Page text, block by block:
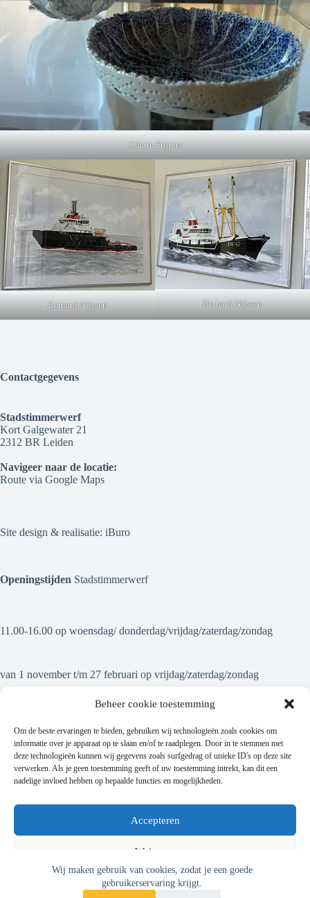
Beheer cookie toestemming
Om de beste ervaringen te bieden, gebruiken wij technologieën zoals cookies om
informatie over je apparaat op te slaan en/of te raadplegen. Door in te stemmen met
deze technologieën kunnen wij gegevens zoals surfgedrag of unieke ID's op deze site
verwerken. Als je geen toestemming geeft of uw toestemming intrekt, kan dit een
nadelige invloed hebben op bepaalde functies en mogelijkheden.
Accepteren
Weigeren
Bekijk voorkeuren
Wij maken gebruik van cookies, zodat je een goede
gebruikerservaring krijgt.
Odette Frijters
Bernard Nijssen Bernard Nijssen
Contactgegevens
Stadstimmerwerf
Kort Galgewater 21
2312 BR Leiden
Navigeer naar de locatie:
Route via Google Maps
Site design & realisatie: iBuro
Openingstijden Stadstimmerwerf
11.00-16.00 op woensdag/ donderdag/vrijdag/zaterdag/zondag
van 1 november t/m 27 februari op vrijdag/zaterdag/zondag
Op onze nieuwsbrief abonneren
We sturen je geen spam! Lees ons privacybeleid